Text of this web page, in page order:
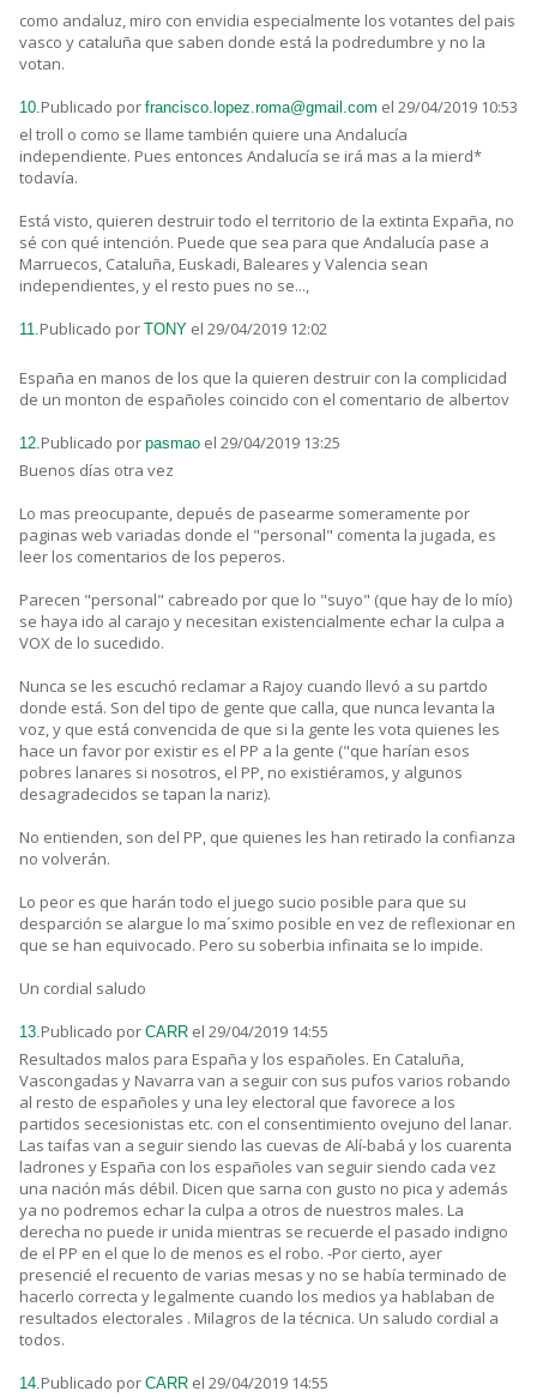
como andaluz, miro con envidia especialmente los votantes del pais
vasco y cataluña que saben donde está la podredumbre y no la
votan.
10. Publicado por francisco.lopez.roma@gmail.com el 29/04/2019 10:53
el troll o como se llame también quiere una Andalucía
independiente. Pues entonces Andalucía se irá mas a la mierd*
todavía.
Está visto, quieren destruir todo el territorio de la extinta Expaña, no
sé con qué intención. Puede que sea para que Andalucía pase a
Marruecos, Cataluña, Euskadi, Baleares y Valencia sean
independientes, y el resto pues no se...,
11. Publicado por TONY el 29/04/2019 12:02
España en manos de los que la quieren destruir con la complicidad
de un monton de españoles coincido con el comentario de albertov
12. Publicado por pasmao el 29/04/2019 13:25
Buenos días otra vez
Lo mas preocupante, depués de pasearme someramente por
paginas web variadas donde el "personal" comenta la jugada, es
leer los comentarios de los peperos.
Parecen "personal" cabreado por que lo "suyo" (que hay de lo mío)
se haya ido al carajo y necesitan existencialmente echar la culpa a
VOX de lo sucedido.
Nunca se les escuchó reclamar a Rajoy cuando llevó a su partdo
donde está. Son del tipo de gente que calla, que nunca levanta la
voz, y que está convencida de que si la gente les vota quienes les
hace un favor por existir es el PP a la gente ("que harían esos
pobres lanares si nosotros, el PP, no existiéramos, y algunos
desagradecidos se tapan la nariz).
No entienden, son del PP, que quienes les han retirado la confianza
no volverán.
Lo peor es que harán todo el juego sucio posible para que su
desparción se alargue lo ma´sximo posible en vez de reflexionar en
que se han equivocado. Pero su soberbia infinaita se lo impide.
Un cordial saludo
13. Publicado por CARR el 29/04/2019 14:55
Resultados malos para España y los españoles. En Cataluña,
Vascongadas y Navarra van a seguir con sus pufos varios robando
al resto de españoles y una ley electoral que favorece a los
partidos secesionistas etc. con el consentimiento ovejuno del lanar.
Las taifas van a seguir siendo las cuevas de Alí-babá y los cuarenta
ladrones y España con los españoles van seguir siendo cada vez
una nación más débil. Dicen que sarna con gusto no pica y además
ya no podremos echar la culpa a otros de nuestros males. La
derecha no puede ir unida mientras se recuerde el pasado indigno
de el PP en el que lo de menos es el robo. -Por cierto, ayer
presencié el recuento de varias mesas y no se había terminado de
hacerlo correcta y legalmente cuando los medios ya hablaban de
resultados electorales . Milagros de la técnica. Un saludo cordial a
todos.
14. Publicado por CARR el 29/04/2019 14:55